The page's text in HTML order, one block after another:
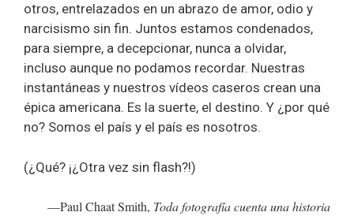
otros, entrelazados en un abrazo de amor, odio y
narcisismo sin fin. Juntos estamos condenados,
para siempre, a decepcionar, nunca a olvidar,
incluso aunque no podamos recordar. Nuestras
instantáneas y nuestros vídeos caseros crean una
épica americana. Es la suerte, el destino. Y ¿por qué
no? Somos el país y el país es nosotros.
(¿Qué? ¡¿Otra vez sin flash?!)
—Paul Chaat Smith, Toda fotografía cuenta una historia